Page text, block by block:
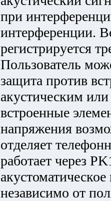
при
интерференции.
регистрируется
Пользователь
защита против
акустическим
встроенные
напряжения
отделяет
работает через
независимо от